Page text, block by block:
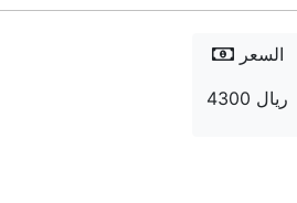
السعر
4300 ريال